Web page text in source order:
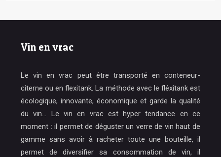
Vin en vrac
Le vin en vrac peut être transporté en conteneur-
citerne ou en flexitank. La méthode avec le fléxitank est
écologique, innovante, économique et garde la qualité
du vin… Le vin en vrac est hyper tendance en ce
moment : il permet de déguster un verre de vin haut de
gamme sans avoir à racheter toute une bouteille, il
permet de diversifier sa consommation de vin, il